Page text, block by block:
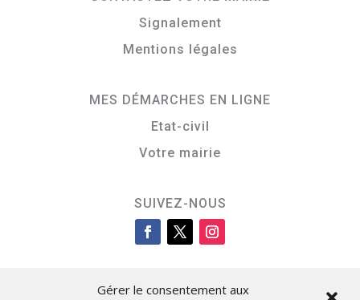
Gérer le consentement aux
Signalement
Mentions légales
MES DÉMARCHES EN LIGNE
Etat-civil
Votre mairie
SUIVEZ-NOUS